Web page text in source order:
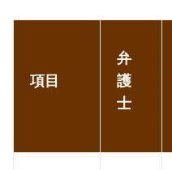
項目
弁
護
士